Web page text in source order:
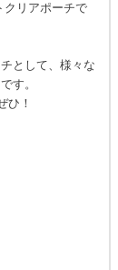
クリアポーチで
として、様々な
す。
ひ！